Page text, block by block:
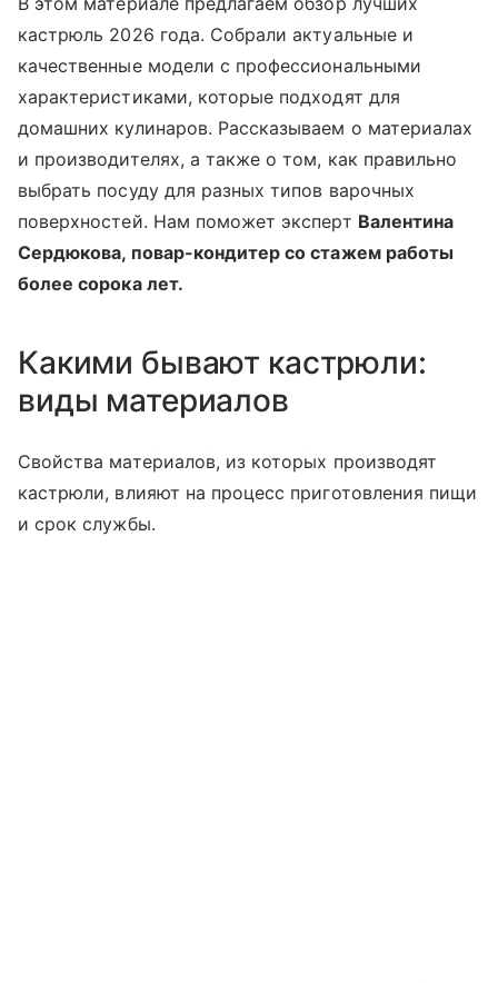
кастрюль 2026 года. Собрали актуальные и
качественные модели с профессиональными
характеристиками, которые подходят для
домашних кулинаров. Рассказываем о материалах
и производителях, а также о том, как правильно
выбрать посуду для разных типов варочных
поверхностей. Нам поможет эксперт Валентина
Сердюкова, повар-кондитер со стажем работы
более сорока лет.
Какими бывают кастрюли:
виды материалов
Свойства материалов, из которых производят
кастрюли, влияют на процесс приготовления пищи
и срок службы.